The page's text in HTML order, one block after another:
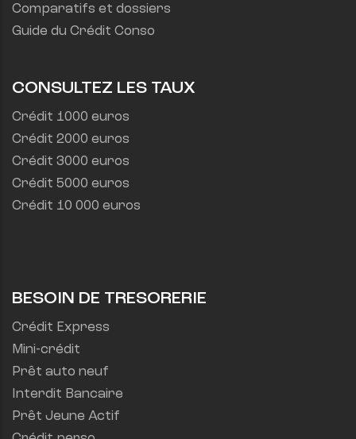
Comparatifs et dossiers
Guide du Crédit Conso
CONSULTEZ LES TAUX
Crédit 1000 euros
Crédit 2000 euros
Crédit 3000 euros
Crédit 5000 euros
Crédit 10 000 euros
BESOIN DE TRESORERIE
Crédit Express
Mini-crédit
Prêt auto neuf
Interdit Bancaire
Prêt Jeune Actif